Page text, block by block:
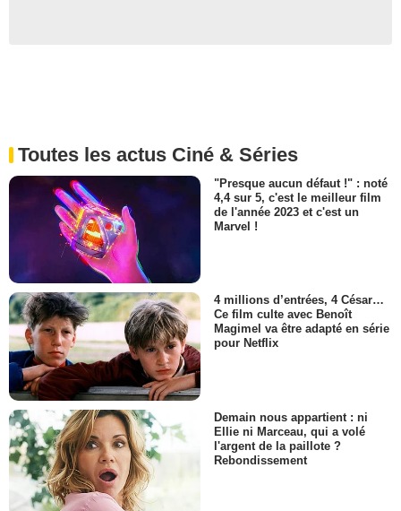
Toutes les actus Ciné & Séries
"Presque aucun défaut !" : noté
4,4 sur 5, c'est le meilleur film
de l'année 2023 et c'est un
Marvel !
4 millions d’entrées, 4 César…
Ce film culte avec Benoît
Magimel va être adapté en série
pour Netflix
Demain nous appartient : ni
Ellie ni Marceau, qui a volé
l'argent de la paillote ?
Rebondissement